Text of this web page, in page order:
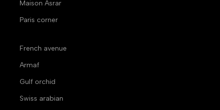
Maison Asrar
Paris corner
French avenue
Armaf
Gulf orchid
Swiss arabian